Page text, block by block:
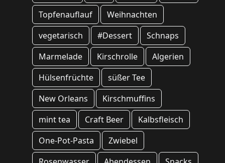
Topfenauflauf
Weihnachten
vegetarisch
#Dessert
Schnaps
Marmelade
Kirschrolle
Algerien
Hülsenfrüchte
süßer Tee
New Orleans
Kirschmuffins
mint tea
Craft Beer
Kalbsfleisch
One-Pot-Pasta
Zwiebel